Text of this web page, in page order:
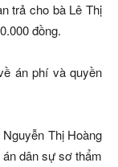
trả cho bà Lê Thị
đồng.
án phí và quyền
Thị Hoàng
dân sự sơ thẩm